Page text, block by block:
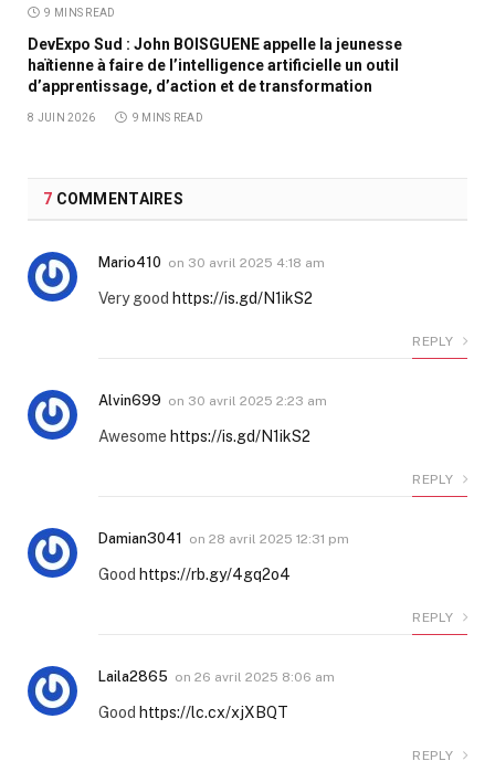
9 MINS READ
DevExpo Sud : John BOISGUENE appelle la jeunesse
haïtienne à faire de l’intelligence artificielle un outil
d’apprentissage, d’action et de transformation
8 JUIN 2026 9 MINS READ
7 COMMENTAIRES
Mario410 on 30 avril 2025 4:18 am
Very good https://is.gd/N1ikS2
REPLY
Alvin699 on 30 avril 2025 2:23 am
Awesome https://is.gd/N1ikS2
REPLY
Damian3041 on 28 avril 2025 12:31 pm
Good https://rb.gy/4gq2o4
REPLY
Laila2865 on 26 avril 2025 8:06 am
Good https://lc.cx/xjXBQT
REPLY